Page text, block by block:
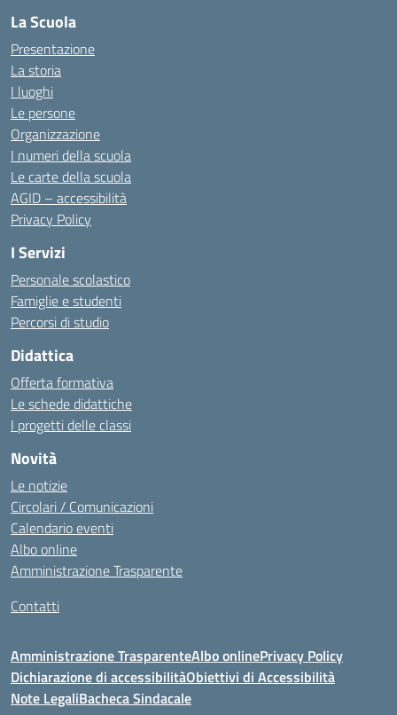
La Scuola
Presentazione
La storia
I luoghi
Le persone
Organizzazione
I numeri della scuola
Le carte della scuola
AGID – accessibilità
Privacy Policy
I Servizi
Personale scolastico
Famiglie e studenti
Percorsi di studio
Didattica
Offerta formativa
Le schede didattiche
I progetti delle classi
Novità
Le notizie
Circolari / Comunicazioni
Calendario eventi
Albo online
Amministrazione Trasparente
Contatti
Amministrazione TrasparenteAlbo onlinePrivacy Policy
Dichiarazione di accessibilitàObiettivi di Accessibilità
Note LegaliBacheca Sindacale